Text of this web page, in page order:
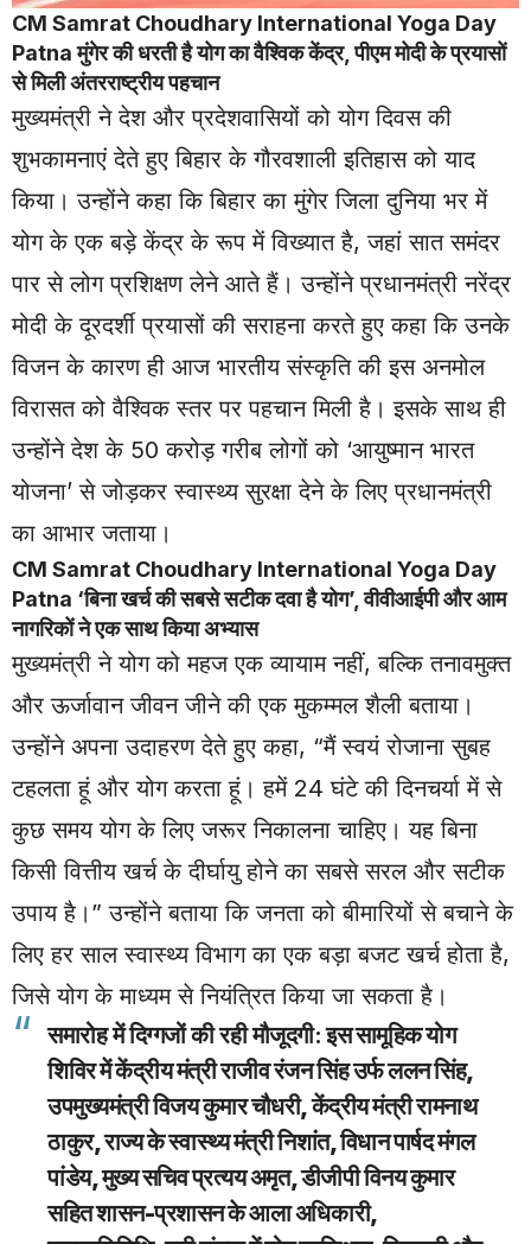
CM Samrat Choudhary International Yoga Day
Patna मुंगेर की धरती है योग का वैश्विक केंद्र, पीएम मोदी के प्रयासों
से मिली अंतरराष्ट्रीय पहचान
मुख्यमंत्री ने देश और प्रदेशवासियों को योग दिवस की
शुभकामनाएं देते हुए बिहार के गौरवशाली इतिहास को याद
किया। उन्होंने कहा कि बिहार का मुंगेर जिला दुनिया भर में
योग के एक बड़े केंद्र के रूप में विख्यात है, जहां सात समंदर
पार से लोग प्रशिक्षण लेने आते हैं। उन्होंने प्रधानमंत्री नरेंद्र
मोदी के दूरदर्शी प्रयासों की सराहना करते हुए कहा कि उनके
विजन के कारण ही आज भारतीय संस्कृति की इस अनमोल
विरासत को वैश्विक स्तर पर पहचान मिली है। इसके साथ ही
उन्होंने देश के 50 करोड़ गरीब लोगों को ‘आयुष्मान भारत
योजना’ से जोड़कर स्वास्थ्य सुरक्षा देने के लिए प्रधानमंत्री
का आभार जताया।
CM Samrat Choudhary International Yoga Day
Patna ‘बिना खर्च की सबसे सटीक दवा है योग’, वीवीआईपी और आम
नागरिकों ने एक साथ किया अभ्यास
मुख्यमंत्री ने योग को महज एक व्यायाम नहीं, बल्कि तनावमुक्त
और ऊर्जावान जीवन जीने की एक मुकम्मल शैली बताया।
उन्होंने अपना उदाहरण देते हुए कहा, “मैं स्वयं रोजाना सुबह
टहलता हूं और योग करता हूं। हमें 24 घंटे की दिनचर्या में से
कुछ समय योग के लिए जरूर निकालना चाहिए। यह बिना
किसी वित्तीय खर्च के दीर्घायु होने का सबसे सरल और सटीक
उपाय है।” उन्होंने बताया कि जनता को बीमारियों से बचाने के
लिए हर साल स्वास्थ्य विभाग का एक बड़ा बजट खर्च होता है,
जिसे योग के माध्यम से नियंत्रित किया जा सकता है।
समारोह में दिग्गजों की रही मौजूदगी:इस सामूहिक योग
शिविर में केंद्रीय मंत्री राजीव रंजन सिंह उर्फ ललन सिंह,
उपमुख्यमंत्री विजय कुमार चौधरी, केंद्रीय मंत्री रामनाथ
ठाकुर, राज्य के स्वास्थ्य मंत्री निशांत, विधान पार्षद मंगल
पांडेय, मुख्य सचिव प्रत्यय अमृत, डीजीपी विनय कुमार
सहित शासन-प्रशासन के आला अधिकारी,